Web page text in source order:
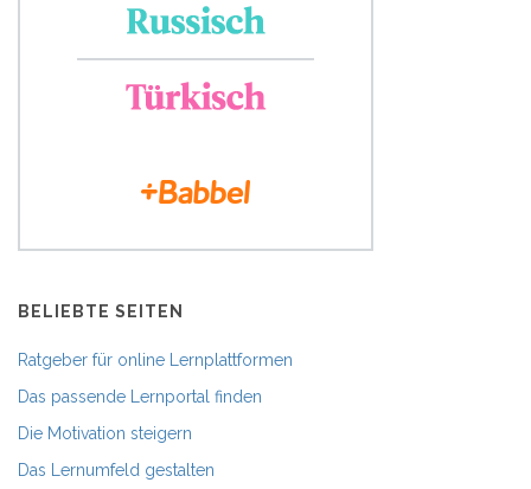
BELIEBTE SEITEN
Ratgeber für online Lernplattformen
Das passende Lernportal finden
Die Motivation steigern
Das Lernumfeld gestalten